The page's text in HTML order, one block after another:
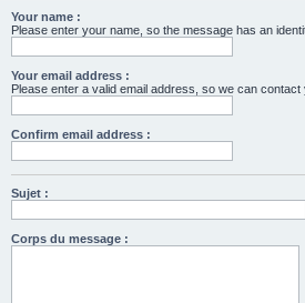
Your name :
Please enter your name, so the message has an
Your email address :
Please enter a valid email address, so we can contact
Confirm email address :
Sujet :
Corps du message :